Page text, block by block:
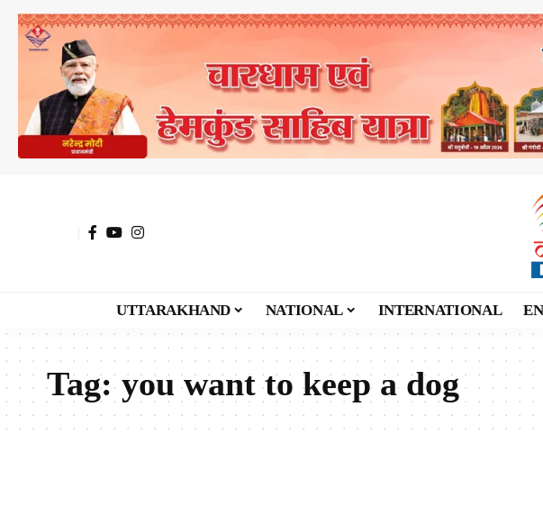
UTTARAKHAND NATIONAL INTERNATIONAL
Tag:you want to keep a dog